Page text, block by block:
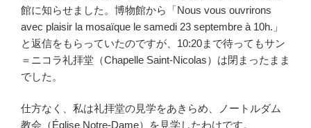
館に知らせました。博物館から「Nous vous ouvrirons
avec plaisir la mosaïque le samedi 23 septembre à 10h.」
と返信をもらっていたのですが、10:20まで待ってもサン
＝ニコラ礼拝堂（Chapelle Saint-Nicolas）は閉まったまま
でした。
仕方なく、私は礼拝堂の見学をあきらめ、ノートルダム
教会（Église Notre-Dame）を見学したわけです。